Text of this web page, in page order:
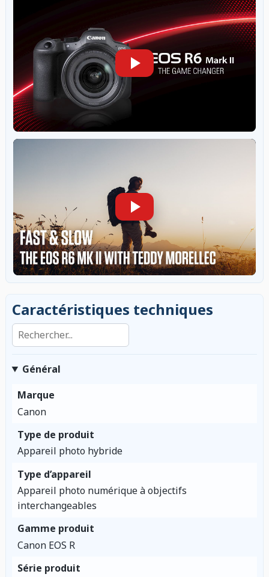
Caractéristiques techniques
Rechercher dans les caractéristiques
Général
Marque
Canon
Type de produit
Appareil photo hybride
Type d’appareil
Appareil photo numérique à objectifs
interchangeables
Gamme produit
Canon EOS R
Série produit